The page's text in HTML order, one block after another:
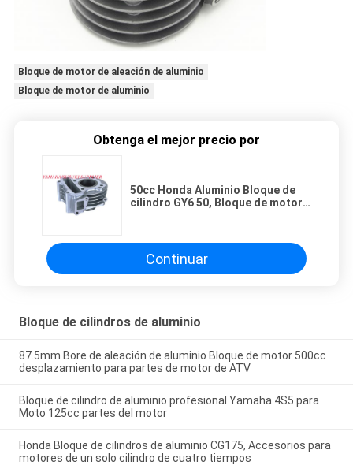
Bloque de motor de aleación de aluminio
Bloque de motor de aluminio
Obtenga el mejor precio por
50cc Honda Aluminio Bloque de
cilindro GY6 50, Bloque de motor
Continuar
Bloque de cilindros de aluminio
87.5mm Bore de aleación de aluminio Bloque de motor 500cc
desplazamiento para partes de motor de ATV
Bloque de cilindro de aluminio profesional Yamaha 4S5 para
Moto 125cc partes del motor
Honda Bloque de cilindros de aluminio CG175, Accesorios para
motores de un solo cilindro de cuatro tiempos